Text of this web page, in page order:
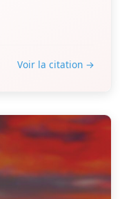
Voir la citation →